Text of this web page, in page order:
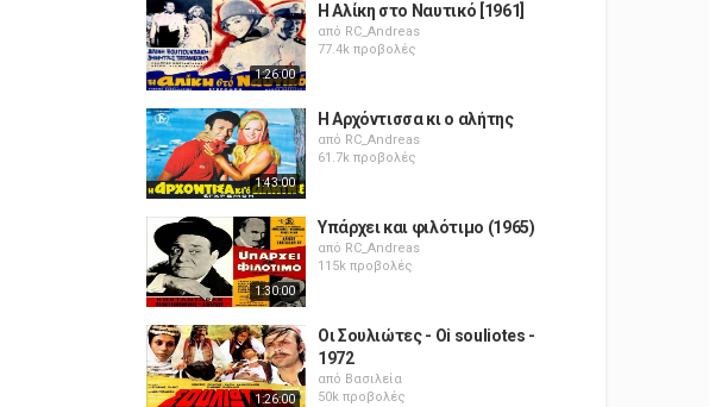
1:26:00
Η Αλίκη στο Ναυτικό [1961]
από RC_Andreas
77.4k προβολές
1:43:00
Η Αρχόντισσα κι ο αλήτης
από RC_Andreas
61.7k προβολές
1:30:00
Υπάρχει και φιλότιμο (1965)
από RC_Andreas
115k προβολές
1:26:00
Οι Σουλιώτες - Oi souliotes -
1972
από Βασιλεία
50k προβολές